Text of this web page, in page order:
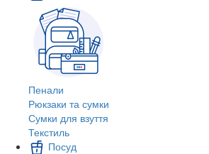
Пенали
Рюкзаки та сумки
Сумки для взуття
Текстиль
Посуд